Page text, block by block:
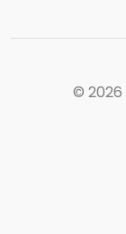
© 2026